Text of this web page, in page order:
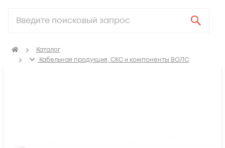
Каталог
Кабельная продукция, СКС и компоненты ВОЛС